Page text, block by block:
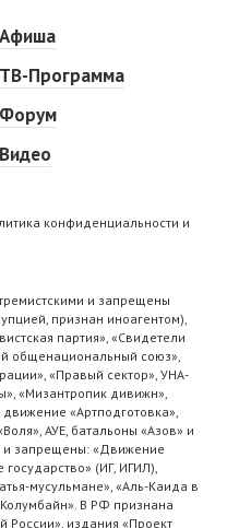
Афиша
ТВ-Программа
Форум
Видео
конфиденциальности и
и запрещены
признан иноагентом),
партия», «Свидетели
общенациональный союз»,
«Правый сектор», УНА-
«Мизантропик дивижн»,
«Артподготовка»,
АУЕ, батальоны «Азов» и
и запрещены: «Движение
(ИГ, ИГИЛ),
мусульмане», «Аль-Каида в
В РФ признана
России», издания «Проект